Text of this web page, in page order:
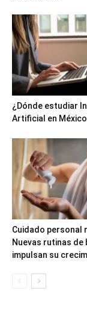
¿Dónde estudiar
Artificial en
Cuidado personal
Nuevas rutinas de
impulsan su